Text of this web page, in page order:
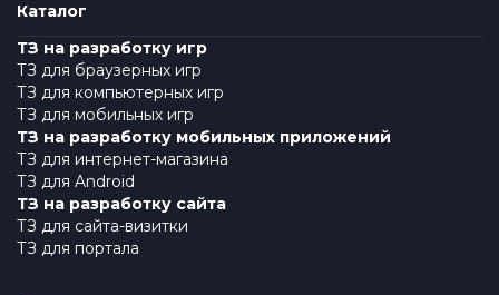
Каталог
ТЗ на разработку игр
ТЗ для браузерных игр
ТЗ для компьютерных игр
ТЗ для мобильных игр
ТЗ на разработку мобильных приложений
ТЗ для интернет-магазина
ТЗ для Android
ТЗ на разработку сайта
ТЗ для сайта-визитки
ТЗ для портала